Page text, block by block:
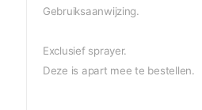
Gebruiksaanwijzing.
Exclusief sprayer.
Deze is apart mee te bestellen.